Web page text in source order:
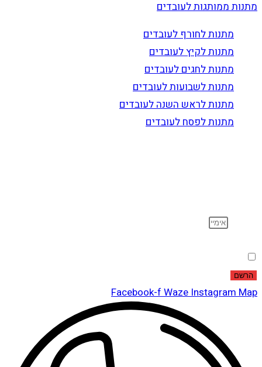
מתנות ממותגות לעובדים
מתנות לחורף לעובדים
מתנות לקיץ לעובדים
מתנות לחגים לעובדים
מתנות לשבועות לעובדים
מתנות לראש השנה לעובדים
מתנות לפסח לעובדים
הרשם
Facebook-fWazeInstagramMap